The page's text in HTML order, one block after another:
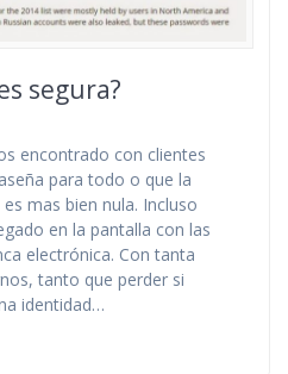
segura?
encontrado con clientes
para todo o que la
mas bien nula. Incluso
en la pantalla con las
electrónica. Con tanta
tanto que perder si
identidad…